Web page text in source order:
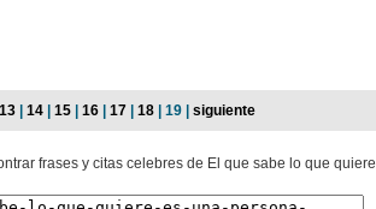
13 14 15 16 17 18 | 19 | siguiente
frases y citas celebres de El que sabe lo que quiere